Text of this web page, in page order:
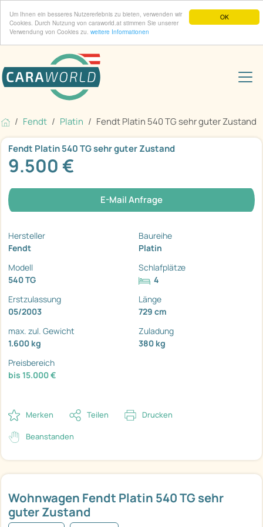
OK
Um Ihnen ein besseres Nutzererlebnis zu bieten, verwenden wir
Cookies. Durch Nutzung von caraworld.at stimmen Sie unserer
Verwendung von Cookies zu. weitere Informationen
Fendt Platin Fendt Platin 540 TG sehr guter Zustand
Wohnwagen Fendt Platin 540 TG sehr
guter Zustand
Fendt Platin 540 TG sehr guter Zustand
9.500 €
E-Mail Anfrage
Hersteller
Fendt
Baureihe
Platin
Modell
540 TG
Schlafplätze
4
Erstzulassung
05/2003
Länge
729 cm
max. zul. Gewicht
1.600 kg
Zuladung
380 kg
Preisbereich
bis 15.000 €
Merken Teilen Drucken
Beanstanden